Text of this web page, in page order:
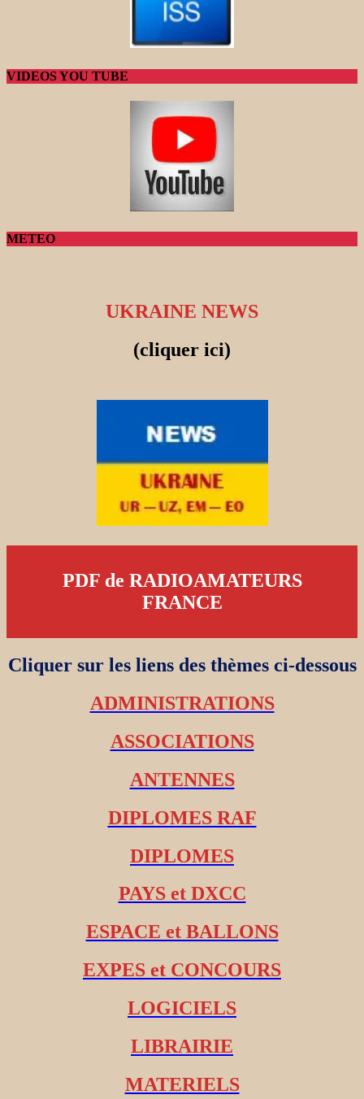
VIDEOS YOU TUBE
METEO
UKRAINE NEWS
(cliquer ici)
PDF de RADIOAMATEURS
FRANCE
Cliquer sur les liens des thèmes ci-dessous
ADMINISTRATIONS
ASSOCIATIONS
ANTENNES
DIPLOMES RAF
DIPLOMES
PAYS et DXCC
ESPACE et BALLONS
EXPES et CONCOURS
LOGICIELS
LIBRAIRIE
MATERIELS